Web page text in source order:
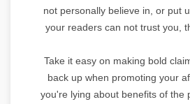
not personally believe in, or put
your readers can not trust you,
Take it easy on making bold
back up when promoting your
you're lying about benefits of the